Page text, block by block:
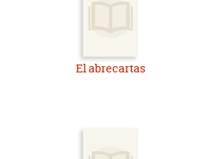
El abrecartas